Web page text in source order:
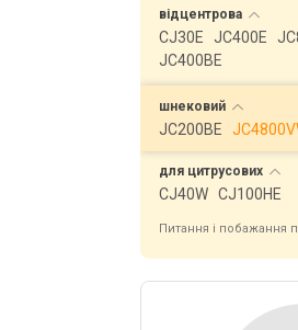
відцентрова
CJ30E JC400E
JC400BE
шнековий
JC200BE
для цитрусових
CJ40W CJ100HE
Питання і побажання